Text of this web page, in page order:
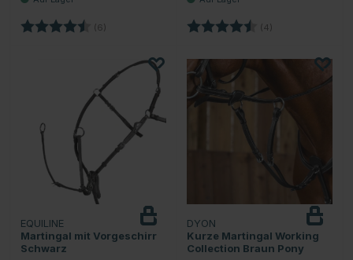
Bewertung: (6) Bewertung: (4)
EQUILINE
Martingal mit Vorgeschirr
Schwarz
DYON
Kurze Martingal Working
Collection Braun Pony